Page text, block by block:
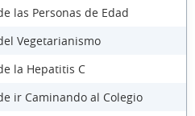
las Personas de Edad
Vegetarianismo
la Hepatitis C
ir Caminando al Colegio